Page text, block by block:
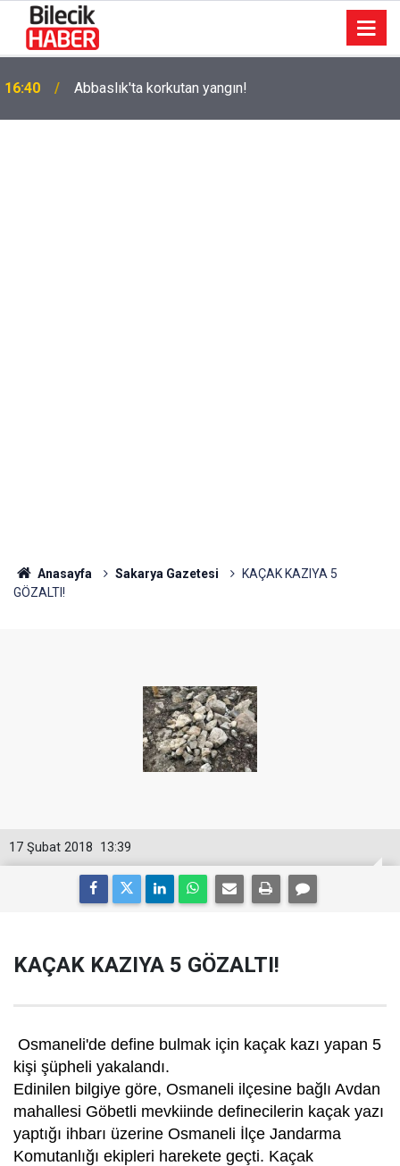
16:40 Abbaslık'ta korkutan yangın!
Anasayfa Sakarya Gazetesi
KAÇAK KAZIYA 5
GÖZALTI!
13:39
17 Şubat 2018
KAÇAK KAZIYA 5 GÖZALTI!
Osmaneli'de define bulmak için kaçak kazı yapan 5
kişi şüpheli yakalandı.
Edinilen bilgiye göre, Osmaneli ilçesine bağlı Avdan
mahallesi Göbetli mevkiinde definecilerin kaçak yazı
yaptığı ihbarı üzerine Osmaneli İlçe Jandarma
Komutanlığı ekipleri harekete geçti. Kaçak